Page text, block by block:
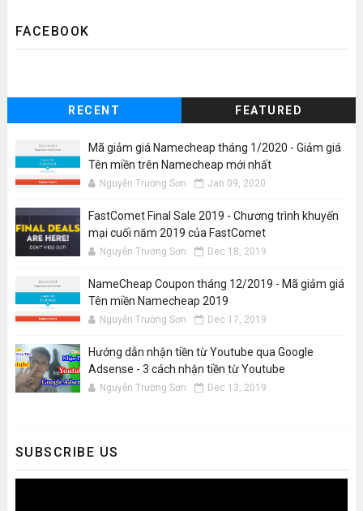
FACEBOOK
RECENT FEATURED
Mã giảm giá Namecheap tháng 1/2020 - Giảm giá
Tên miền trên Namecheap mới nhất
Nguyễn Trường Sơn Jan 09, 2020
FastComet Final Sale 2019 - Chương trình khuyến
mại cuối năm 2019 của FastComet
Nguyễn Trường Sơn Dec 18, 2019
NameCheap Coupon tháng 12/2019 - Mã giảm giá
Tên miền Namecheap 2019
Nguyễn Trường Sơn Dec 17, 2019
Hướng dẫn nhận tiền từ Youtube qua Google
Adsense - 3 cách nhận tiền từ Youtube
Nguyễn Trường Sơn Dec 13, 2019
SUBSCRIBE US